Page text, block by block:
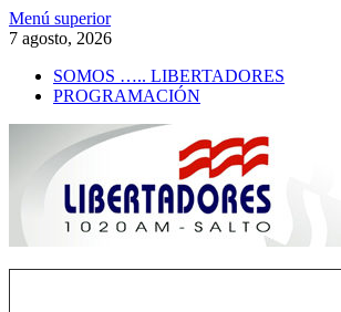
Saltar
al
Menú superior
7 agosto, 2026
SOMOS ….. LIBERTADORES
PROGRAMACIÓN